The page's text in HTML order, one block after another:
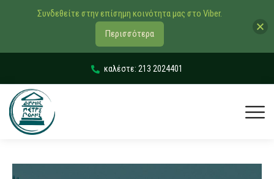
καλέστε: 213 2024401
Συνδεθείτε στην επίσημη κοινότητα μας στο Viber.
Περισσότερα